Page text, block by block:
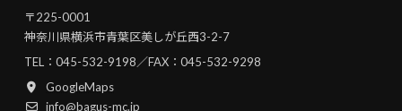
〒225-0001
神奈川県横浜市青葉区美しが丘西3-2-7
TEL： 045-532-9198／FAX：045-532-9298
GoogleMaps
info@bagus-mc.jp